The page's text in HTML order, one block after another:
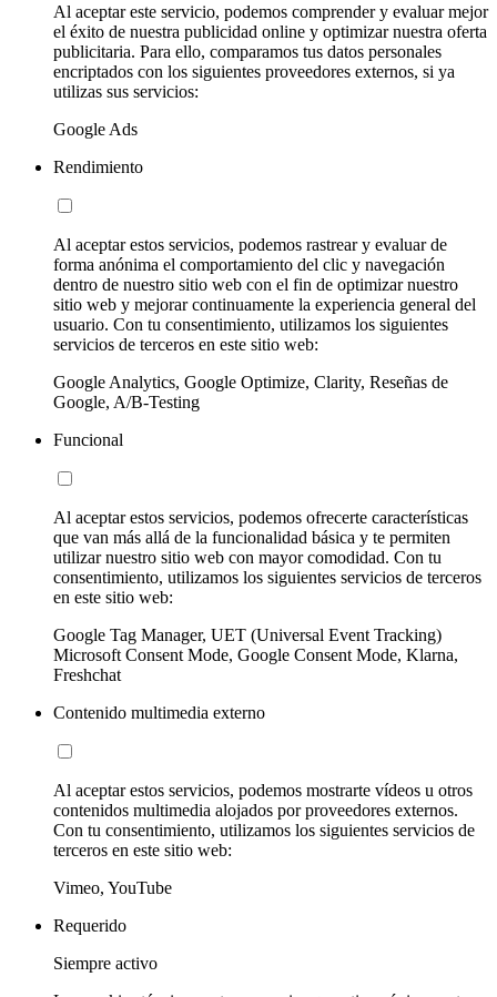
Al aceptar este servicio, podemos comprender y evaluar mejor
el éxito de nuestra publicidad online y optimizar nuestra oferta
publicitaria. Para ello, comparamos tus datos personales
encriptados con los siguientes proveedores externos, si ya
utilizas sus servicios:
Google Ads
Rendimiento
Al aceptar estos servicios, podemos rastrear y evaluar de
forma anónima el comportamiento del clic y navegación
dentro de nuestro sitio web con el fin de optimizar nuestro
sitio web y mejorar continuamente la experiencia general del
usuario. Con tu consentimiento, utilizamos los siguientes
servicios de terceros en este sitio web:
Google Analytics, Google Optimize, Clarity, Reseñas de
Google, A/B-Testing
Funcional
Al aceptar estos servicios, podemos ofrecerte características
que van más allá de la funcionalidad básica y te permiten
utilizar nuestro sitio web con mayor comodidad. Con tu
consentimiento, utilizamos los siguientes servicios de terceros
en este sitio web:
Google Tag Manager, UET (Universal Event Tracking)
Microsoft Consent Mode, Google Consent Mode, Klarna,
Freshchat
Contenido multimedia externo
Al aceptar estos servicios, podemos mostrarte vídeos u otros
contenidos multimedia alojados por proveedores externos.
Con tu consentimiento, utilizamos los siguientes servicios de
terceros en este sitio web:
Vimeo, YouTube
Requerido
Siempre activo